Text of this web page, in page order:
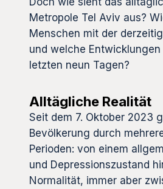
Metropole Tel Aviv aus?
Menschen mit der
und welche
letzten neun Tagen?
Alltägliche Realität
Seit dem 7. Oktober 2023
Bevölkerung durch
Perioden: von einem
und Depressionszustand
Normalität, immer aber